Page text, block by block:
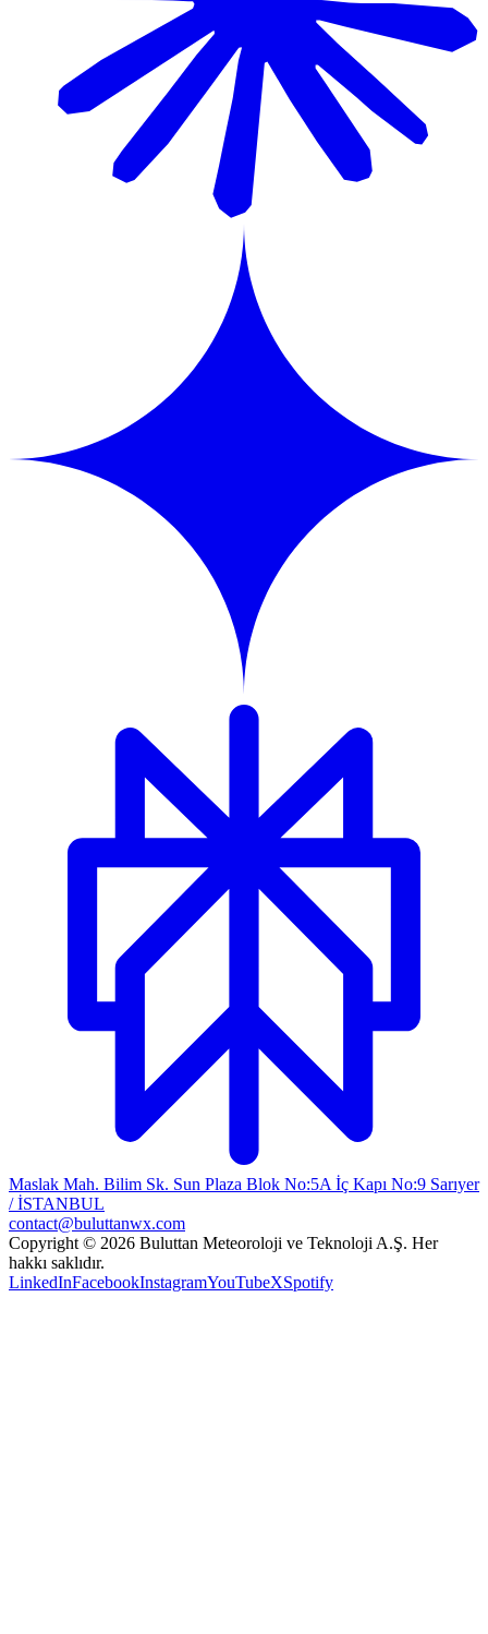
Maslak Mah. Bilim Sk. Sun Plaza Blok No:5A İç Kapı No:9 Sarıyer
/ İSTANBUL
contact@buluttanwx.com
Copyright © 2026 Buluttan Meteoroloji ve Teknoloji A.Ş. Her
hakkı saklıdır.
LinkedInFacebookInstagramYouTubeXSpotify